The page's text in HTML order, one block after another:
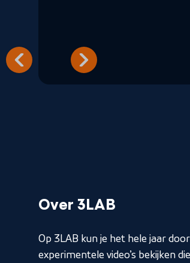
Lisette
Vlassak
Over 3LAB
Op 3LAB kun je het hele jaar
experimentele video’s bekijken